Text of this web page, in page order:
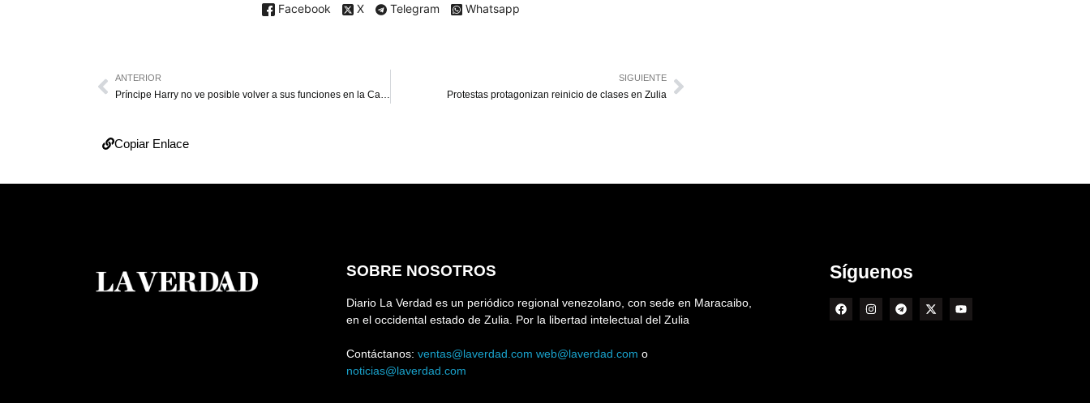
Facebook X Telegram Whatsapp
ANTERIOR
Príncipe Harry no ve posible volver a sus funciones en la Casa Real
SIGUIENTE
Protestas protagonizan reinicio de clases en Zulia
Copiar Enlace
SOBRE NOSOTROS
Diario La Verdad es un periódico regional venezolano, con sede en Maracaibo,
en el occidental estado de Zulia. Por la libertad intelectual del Zulia
Contáctanos: ventas@laverdad.com web@laverdad.com o
noticias@laverdad.com
Síguenos